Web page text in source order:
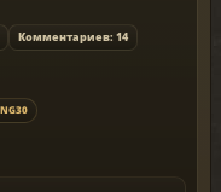
Комментариев: 14